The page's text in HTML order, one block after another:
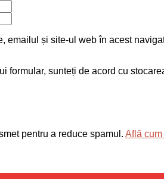
emailul și site-ul web în acest
formular, sunteți de acord cu
pentru a reduce spamul. Află